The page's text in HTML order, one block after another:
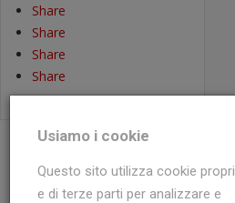
Share
Share
Share
Share
Usiamo i cookie
Questo sito utilizza cookie propri
e di terze parti per analizzare e